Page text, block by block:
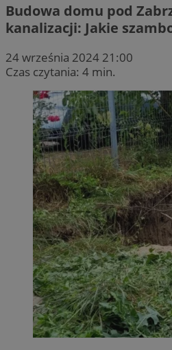
Budowa domu pod
kanalizacji: Jakie
24 września 2024 21:00
Czas czytania: 4 min.